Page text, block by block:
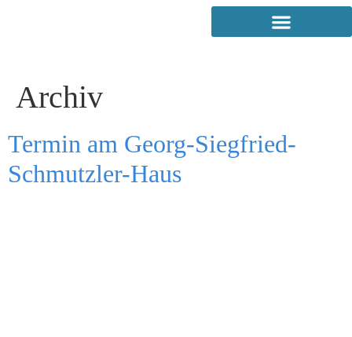
Archiv
Termin am Georg-Siegfried-
Schmutzler-Haus